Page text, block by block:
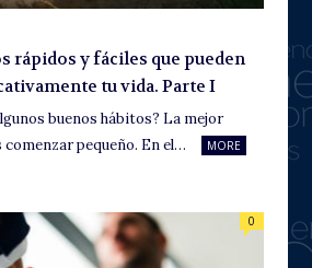
rápidos y fáciles que pueden
tu vida. Parte I
buenos hábitos? La mejor
comenzar pequeño. En el…
MORE
0